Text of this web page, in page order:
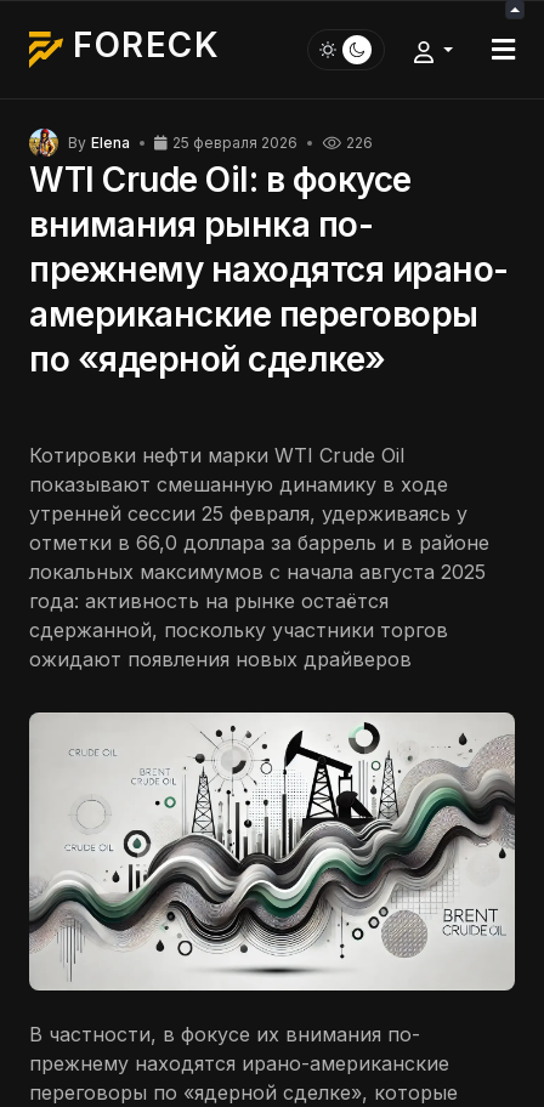
FORECK
By Elena 25 февраля 2026 226
WTI Crude Oil: в фокусе
внимания рынка по-
прежнему находятся ирано-
американские переговоры
по «ядерной сделке»
Котировки нефти марки WTI Crude Oil
показывают смешанную динамику в ходе
утренней сессии 25 февраля, удерживаясь у
отметки в 66,0 доллара за баррель и в районе
локальных максимумов с начала августа 2025
года: активность на рынке остаётся
сдержанной, поскольку участники торгов
ожидают появления новых драйверов
В частности, в фокусе их внимания по-
прежнему находятся ирано-американские
переговоры по «ядерной сделке», которые